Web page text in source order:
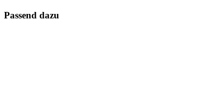
Passend dazu